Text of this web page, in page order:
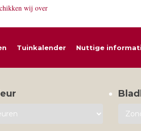
wij over
Tuinkalender Nuttige